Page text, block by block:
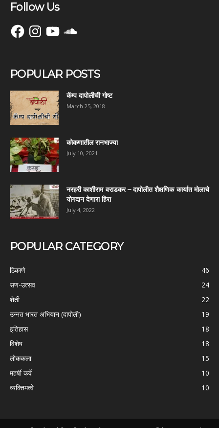
Follow Us
FacebookInstagramYouTubeSoundCloud
POPULAR POSTS
कॅम्प दापोलीची गोष्ट
March 25, 2018
कोकणातील रानभाज्या
July 10, 2021
नरहरी काशीराम वराडकर – दापोलीत शैक्षणिक कार्यात मोलाचे
योगदान देणारा हिरा
July 4, 2022
POPULAR CATEGORY
ठिकाणे
46
सण-उत्सव
24
शेती
22
उन्नत भारत अभियान (दापोली)
19
इतिहास
18
विशेष
18
लोककला
15
महर्षी कर्वे
10
व्यक्तिमत्वे
10